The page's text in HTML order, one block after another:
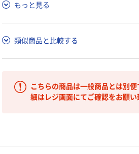
もっと見る
類似商品と比較する
こちらの商品は一般商品とは別
細はレジ画面にてご確認をお願い